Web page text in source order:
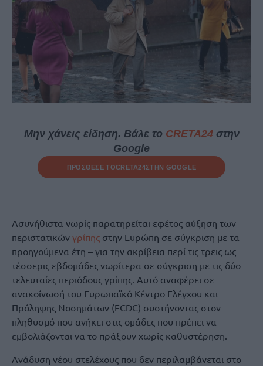
Μην χάνεις είδηση. Βάλε το CRETA24στην
Google
ΠΡΟΣΘΕΣΕ ΤΟCRETA24ΣΤΗΝ GOOGLE
Ασυνήθιστα νωρίς παρατηρείται εφέτος αύξηση των
περιστατικών γρίπης στην Ευρώπη σε σύγκριση με τα
προηγούμενα έτη – για την ακρίβεια περί τις τρεις ως
τέσσερις εβδομάδες νωρίτερα σε σύγκριση με τις δύο
τελευταίες περιόδους γρίπης. Αυτό αναφέρει σε
ανακοίνωσή του Ευρωπαϊκό Κέντρο Ελέγχου και
Πρόληψης Νοσημάτων (ΕCDC) συστήνοντας στον
πληθυσμό που ανήκει στις ομάδες που πρέπει να
εμβολιάζονται να το πράξουν χωρίς καθυστέρηση.
Ανάδυση νέου στελέχους που δεν περιλαμβάνεται στο